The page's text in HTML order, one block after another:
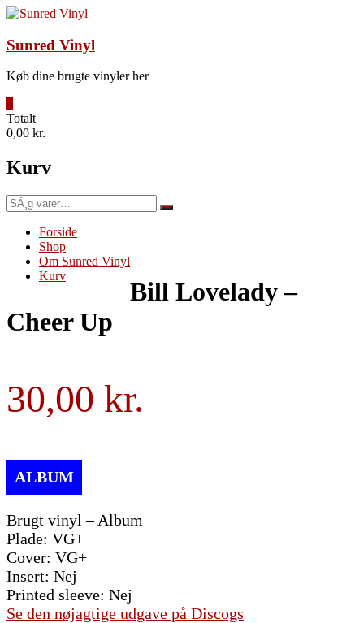
Videre
indhold
Sunred Vinyl
Køb dine brugte vinyler her
Totalt
0,00 kr.
Kurv
SÃ¸g
efter:
Forside
Shop
Om Sunred Vinyl
Kurv
Bill Lovelady –
Cheer Up
30,00
Brugt vinyl – Album
Plade: VG+
Cover: VG+
Insert: Nej
Printed sleeve: Nej
Se den nøjagtige udgave på Discogs